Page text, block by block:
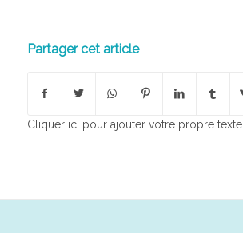
Partager cet article
Cliquer ici pour ajouter votre propre texte